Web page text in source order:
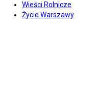
Wieści Rolnicze
Życie Warszawy